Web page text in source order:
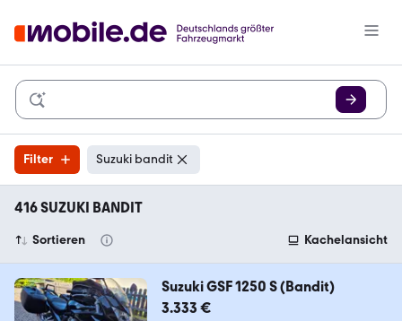
Filter Suzuki bandit
416 SUZUKI BANDIT
Sortieren Kachelansicht
Suzuki GSF 1250 S (Bandit)
3.333 €